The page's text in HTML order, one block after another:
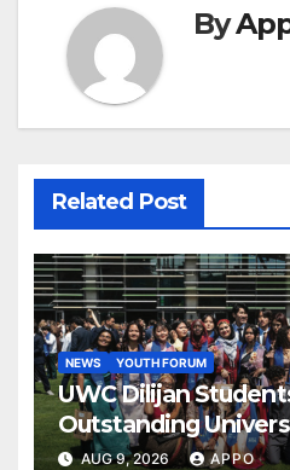
By
Related Post
NEWS YOUTH FORUM
UWC Dilijan
Outstanding
the World’s
AUG 9, 2026 APPO